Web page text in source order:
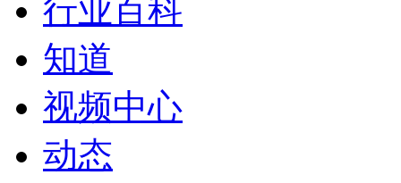
行业百科
知道
视频中心
动态